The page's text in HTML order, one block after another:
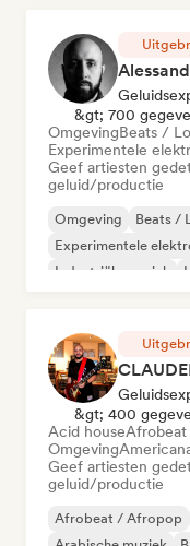
&gt; 700
OmgevingBeats /
Experimentele
Geef artiesten
geluid/productie
Omgeving Beats /
Experimentele
Industriële muziek
&gt; 400
Acid house
Omgeving
Geef artiesten
geluid/productie
Afrobeat / Afropop